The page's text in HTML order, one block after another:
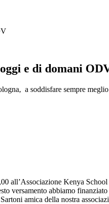
e di domani
a soddisfare sempre
all’Associazione Kenya
versamento abbiamo
amica della nostra